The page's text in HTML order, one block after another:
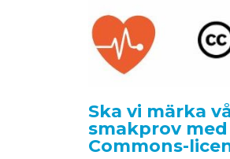
Ska vi märka
smakprov
Commons-